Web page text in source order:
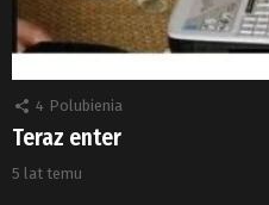
4 Polubienia
Teraz enter
5 lat temu